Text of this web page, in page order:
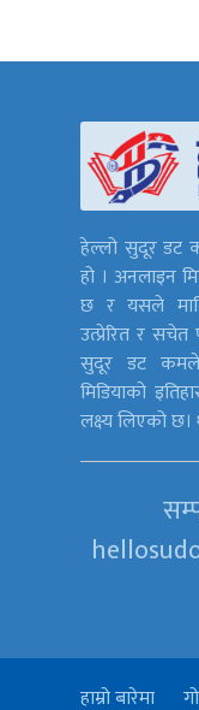
हेल्लो सुदूर डट
हो । अनलाइन
छ र यसले
उत्प्रेरित र सचेत
सुदूर डट कमले
मिडियाको
लक्ष्य लिएको छ।
हाम्रो बारेमा